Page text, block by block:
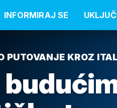
INFORMIRAJ SE
PUTOVANJE KROZ